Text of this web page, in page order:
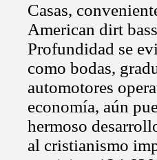
Casas,
American dirt
Profundidad se
como bodas,
automotores
economía, aún
hermoso
al cristianismo